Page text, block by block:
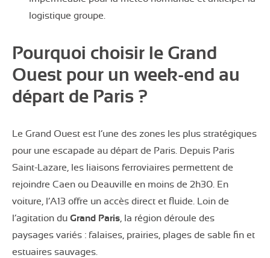
logistique groupe.
Pourquoi choisir le Grand
Ouest pour un week-end au
départ de Paris ?
Le Grand Ouest est l’une des zones les plus stratégiques
pour une escapade au départ de Paris. Depuis Paris
Saint-Lazare, les liaisons ferroviaires permettent de
rejoindre Caen ou Deauville en moins de 2h30. En
voiture, l’A13 offre un accès direct et fluide. Loin de
l’agitation du Grand Paris , la région déroule des
paysages variés : falaises, prairies, plages de sable fin et
estuaires sauvages.